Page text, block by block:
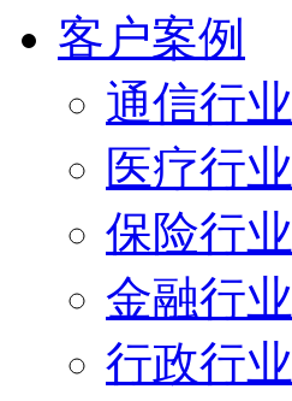
客户案例
通信行业
医疗行业
保险行业
金融行业
行政行业